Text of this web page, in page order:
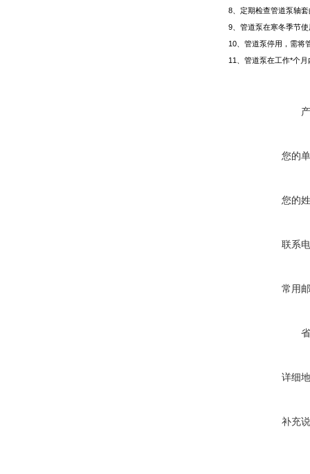
8 、定期检查管道泵
9 、管道泵在寒冬季节
10 、管道泵停用，需
11
、管道泵在工作*个
您的
您的
联系
常用
详细
补充